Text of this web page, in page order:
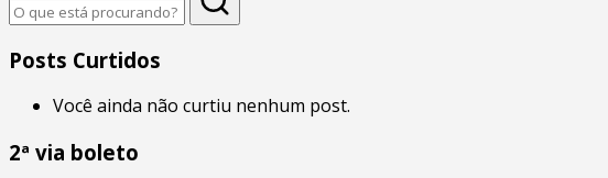
Posts Curtidos
Você ainda não curtiu nenhum post.
2ª via boleto